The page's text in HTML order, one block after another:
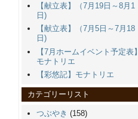
【献立表】（7月19日～8月1
日)
【献立表】（7月5日～7月18
日)
【7月ホームイベント予定表】
モナトリエ
【彩悠記】モナトリエ
カテゴリーリスト
つぶやき (158)